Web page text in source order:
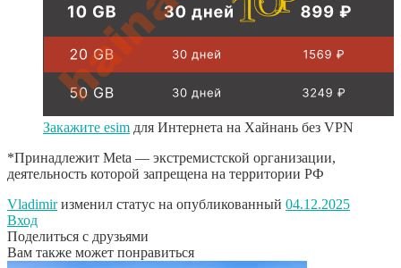
Закажите esim для Интернета на Хайнань без VPN
*Принадлежит Meta — экстремистской организации,
деятельность которой запрещена на территории РФ
Vladimirизменил статус на опубликованный 04.12.2025
Вход
Поделиться с друзьями
Вам также может понравиться